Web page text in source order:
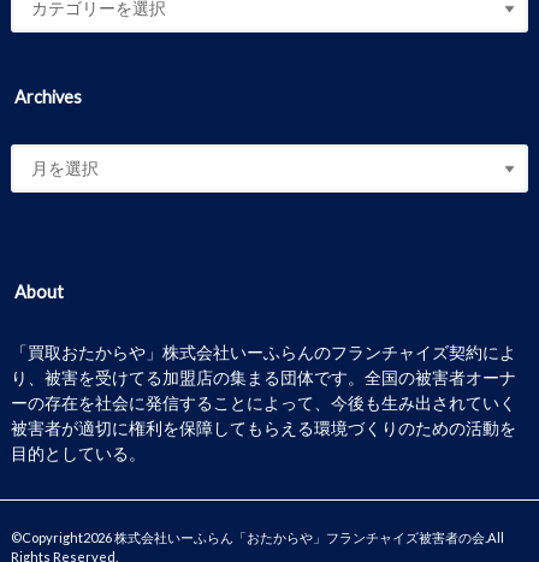
Archives
About
「買取おたからや」株式会社いーふらんのフランチャイズ契約によ
り、被害を受けてる加盟店の集まる団体です。全国の被害者オーナ
ーの存在を社会に発信することによって、今後も生み出されていく
被害者が適切に権利を保障してもらえる環境づくりのための活動を
目的としている。
©Copyright2026株式会社いーふらん「おたからや」フランチャイズ被害者の会.All
Rights Reserved.